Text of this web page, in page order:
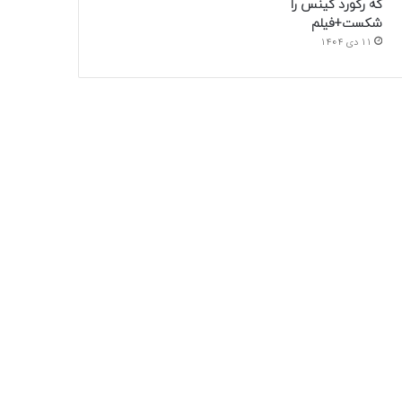
که رکورد گینس را
شکست+فیلم
11 دی 1404